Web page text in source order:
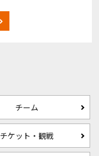
チーム
チケット・観戦